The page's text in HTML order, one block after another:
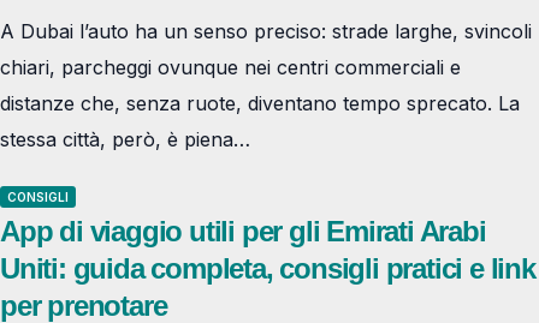
A Dubai l’auto ha un senso preciso: strade larghe, svincoli
chiari, parcheggi ovunque nei centri commerciali e
distanze che, senza ruote, diventano tempo sprecato. La
stessa città, però, è piena…
CONSIGLI
App di viaggio utili per gli Emirati Arabi
Uniti: guida completa, consigli pratici e link
per prenotare